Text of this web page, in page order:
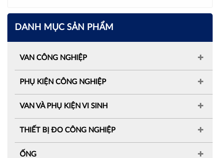
DANH MỤC SẢN PHẨM
VAN CÔNG NGHIỆP
PHỤ KIỆN CÔNG NGHIỆP
VAN VÀ PHỤ KIỆN VI SINH
THIẾT BỊ ĐO CÔNG NGHIỆP
ỐNG